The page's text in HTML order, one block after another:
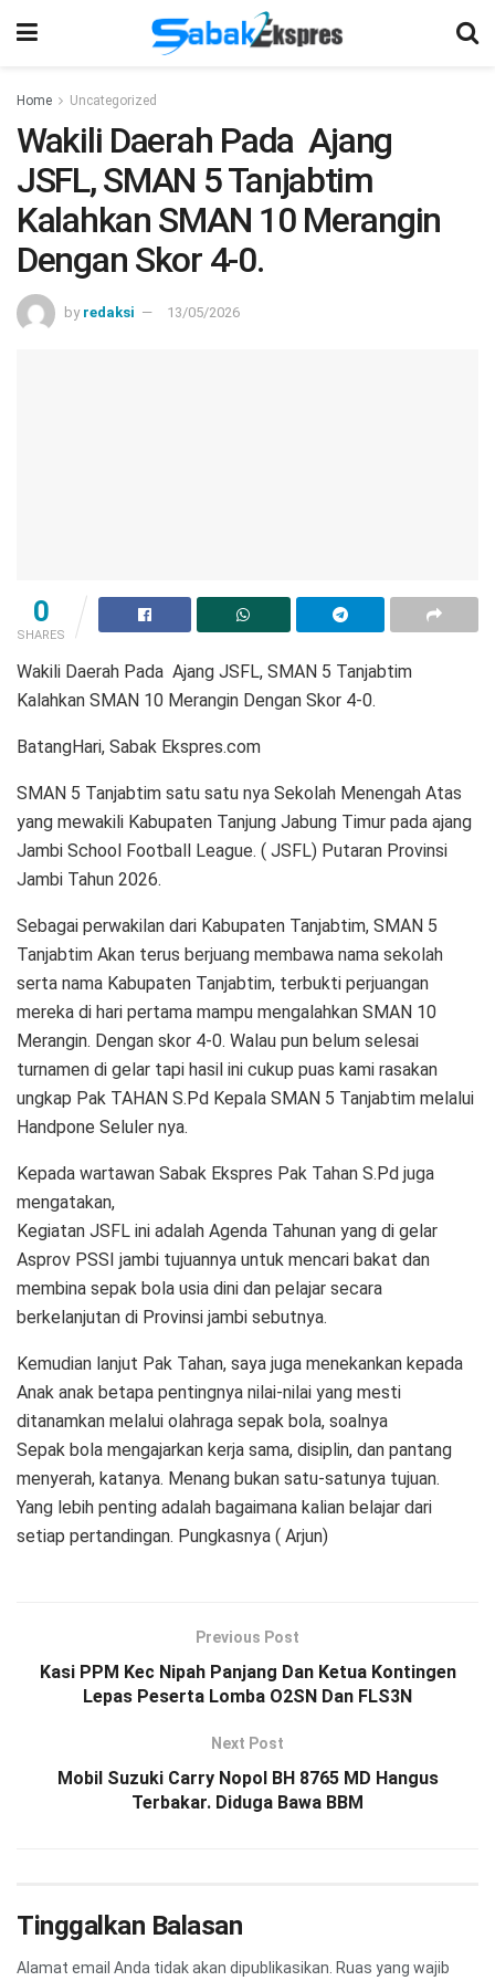
Home Uncategorized
Wakili Daerah Pada Ajang
JSFL, SMAN 5 Tanjabtim
Kalahkan SMAN 10 Merangin
Dengan Skor 4-0.
by redaksi 13/05/2026
0
SHARES
Wakili Daerah Pada Ajang JSFL, SMAN 5 Tanjabtim
Kalahkan SMAN 10 Merangin Dengan Skor 4-0.
BatangHari, Sabak Ekspres.com
SMAN 5 Tanjabtim satu satu nya Sekolah Menengah Atas
yang mewakili Kabupaten Tanjung Jabung Timur pada ajang
Jambi School Football League. ( JSFL) Putaran Provinsi
Jambi Tahun 2026.
Sebagai perwakilan dari Kabupaten Tanjabtim, SMAN 5
Tanjabtim Akan terus berjuang membawa nama sekolah
serta nama Kabupaten Tanjabtim, terbukti perjuangan
mereka di hari pertama mampu mengalahkan SMAN 10
Merangin. Dengan skor 4-0. Walau pun belum selesai
turnamen di gelar tapi hasil ini cukup puas kami rasakan
ungkap Pak TAHAN S.Pd Kepala SMAN 5 Tanjabtim melalui
Handpone Seluler nya.
Kepada wartawan Sabak Ekspres Pak Tahan S.Pd juga
mengatakan,
Kegiatan JSFL ini adalah Agenda Tahunan yang di gelar
Asprov PSSI jambi tujuannya untuk mencari bakat dan
membina sepak bola usia dini dan pelajar secara
berkelanjutan di Provinsi jambi sebutnya.
Kemudian lanjut Pak Tahan, saya juga menekankan kepada
Anak anak betapa pentingnya nilai-nilai yang mesti
ditanamkan melalui olahraga sepak bola, soalnya
Sepak bola mengajarkan kerja sama, disiplin, dan pantang
menyerah, katanya. Menang bukan satu-satunya tujuan.
Yang lebih penting adalah bagaimana kalian belajar dari
setiap pertandingan. Pungkasnya ( Arjun)
Previous Post
Kasi PPM Kec Nipah Panjang Dan Ketua Kontingen
Lepas Peserta Lomba O2SN Dan FLS3N
Next Post
Mobil Suzuki Carry Nopol BH 8765 MD Hangus
Terbakar. Diduga Bawa BBM
Tinggalkan Balasan
Alamat email Anda tidak akan dipublikasikan. Ruas yang wajib